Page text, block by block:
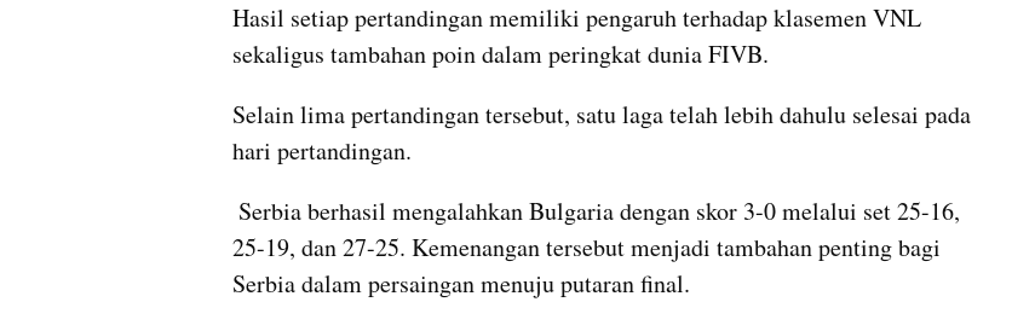
Hasil setiap pertandingan memiliki pengaruh terhadap klasemen VNL
sekaligus tambahan poin dalam peringkat dunia FIVB.
Selain lima pertandingan tersebut, satu laga telah lebih dahulu selesai pada
hari pertandingan.
25-19, dan 27-25. Kemenangan tersebut menjadi tambahan penting bagi
Serbia dalam persaingan menuju putaran final.